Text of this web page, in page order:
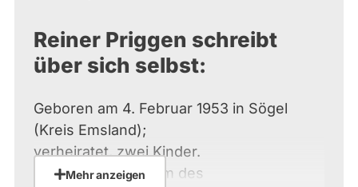
Reiner Priggen schreibt
über sich selbst:
Geboren am 4. Februar 1953 in Sögel
(Kreis Emsland);
verheiratet, zwei Kinder.
Abitur 1972. Studium des
Mehr anzeigen